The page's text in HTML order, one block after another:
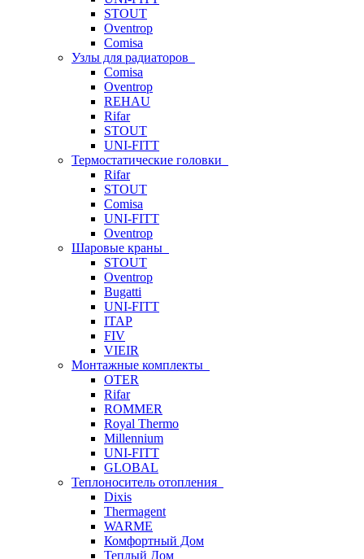
STOUT
Oventrop
Comisa
Узлы для радиаторов
Comisa
Oventrop
REHAU
Rifar
STOUT
UNI-FITT
Термостатические головки
Rifar
STOUT
Comisa
UNI-FITT
Oventrop
Шаровые краны
STOUT
Oventrop
Bugatti
UNI-FITT
ITAP
FIV
VIEIR
Монтажные комплекты
OTER
Rifar
ROMMER
Royal Thermo
Millennium
UNI-FITT
GLOBAL
Теплоноситель отопления
Dixis
Thermagent
WARME
Комфортный Дом
Теплый Дом